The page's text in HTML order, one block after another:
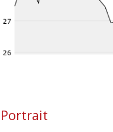
Portrait